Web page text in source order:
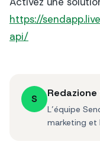
https://
api/
S
L’équipe
marketing et